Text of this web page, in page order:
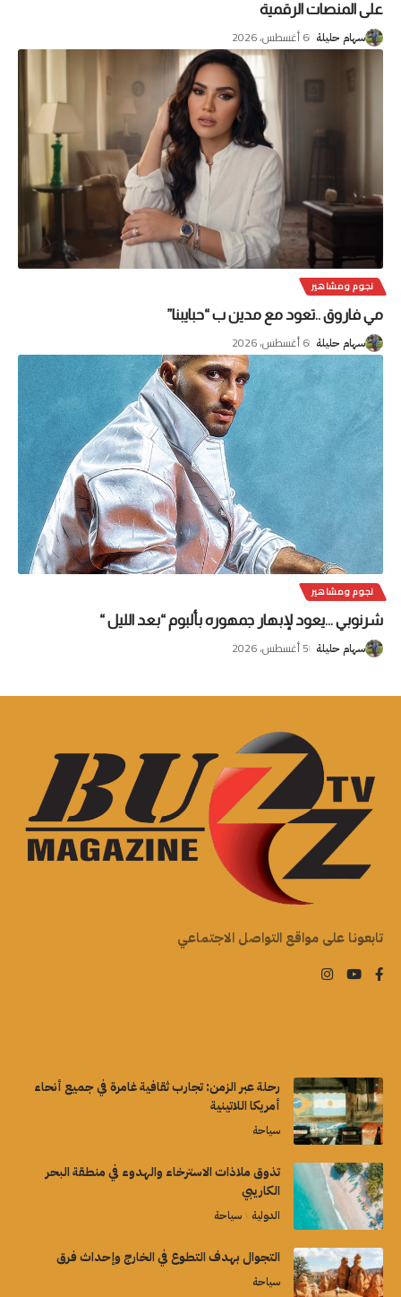
على المنصات الرقمية
سهام حليلة 6 أغسطس، 2026
نجوم ومشاهير
مي فاروق ..تعود مع مدين ب “حبايبنا”
سهام حليلة 6 أغسطس، 2026
نجوم ومشاهير
شرنوبي …يعود لإبهار جمهوره بألبوم “بعد الليل “
سهام حليلة 5 أغسطس، 2026
تابعونا على مواقع التواصل الاجتماعي
رحلة عبر الزمن: تجارب ثقافية غامرة في جميع أنحاء
أمريكا اللاتينية
سياحة
تذوق ملاذات الاسترخاء والهدوء في منطقة البحر
الكاريبي
الدولية سياحة
التجوال بهدف التطوع في الخارج وإحداث فرق
سياحة